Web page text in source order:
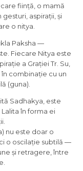
ființă, o mamă
aspirații, și
o nitya.
Paksha —
Fiecare Nitya este
a Grației Tr. Su,
combinație cu un
(guna).
Sadhakya, este
în forma ei
nu este doar o
o oscilație subtilă —
și retragere, între